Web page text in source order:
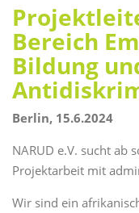
Bereich
Bildung
Berlin, 15.6.2024
NARUD e.V. sucht ab
Projektarbeit mit
Wir sind ein